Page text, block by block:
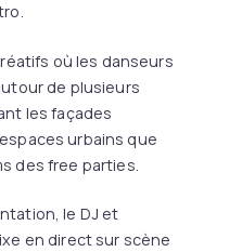
où les danseurs
de plusieurs
les façades
urbains que
des free parties.
le DJ et
en direct sur scène